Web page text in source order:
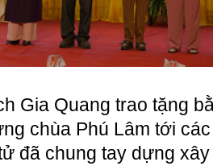
Gia Quang trao tặng
chùa Phú Lâm tới
đã chung tay dựng